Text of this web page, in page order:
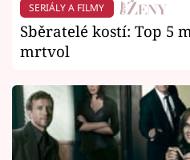
SERIÁLY A FILMY
Sběratelé kostí: Top 5
mrtvol